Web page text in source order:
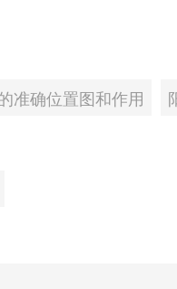
准确位置图和作用